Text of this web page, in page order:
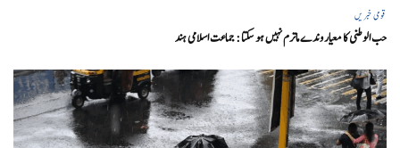
قومی خبریں
حب الوطنی کا معیار وندے ماترم نہیں ہو سکتا : جماعت اسلامی ہند